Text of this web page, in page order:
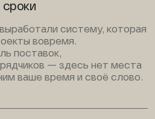
сроки
систему, которая
вовремя.
поставок,
— здесь нет места
ваше время и своё слово.